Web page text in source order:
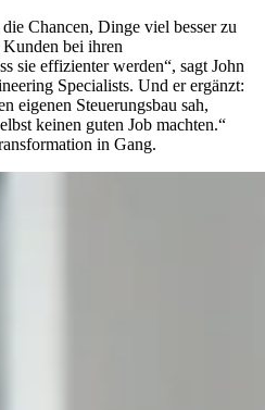
Chancen, Dinge viel besser zu
bei ihren
sie effizienter werden“, sagt John
Specialists. Und er ergänzt:
eigenen Steuerungsbau sah,
keinen guten Job machten.“
in Gang.